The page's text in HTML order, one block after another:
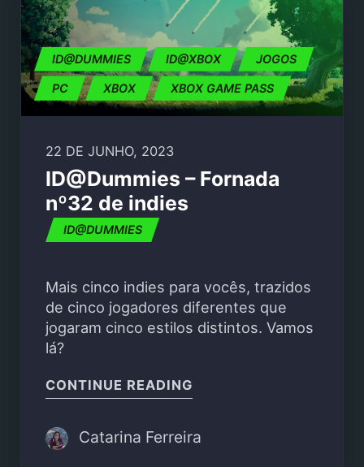
ID@DUMMIES ID@XBOX JOGOS
PC XBOX XBOX GAME PASS
22 DE JUNHO, 2023
ID@Dummies – Fornada
nº32 de indies
ID@DUMMIES
Mais cinco indies para vocês, trazidos
de cinco jogadores diferentes que
jogaram cinco estilos distintos. Vamos
lá?
CONTINUE READING
Catarina Ferreira